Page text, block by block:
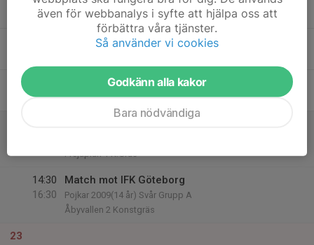
20:00
Åby 2 (halvplan)
21
18:30
Åby 2
Frejaplan 1 K.Gräs
14:30
16:30
Match mot IFK Göteborg
Pojkar 2009(14 år) Svår Grupp A
Åbyvallen 2 Konstgräs
23
även för webbanalys i syfte att hjälpa oss att
förbättra våra tjänster.
Så använder vi cookies
Godkänn alla kakor
Bara nödvändiga